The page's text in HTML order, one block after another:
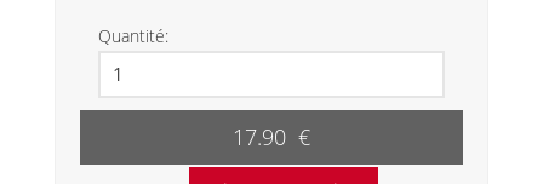
Quantité:
17.90 €